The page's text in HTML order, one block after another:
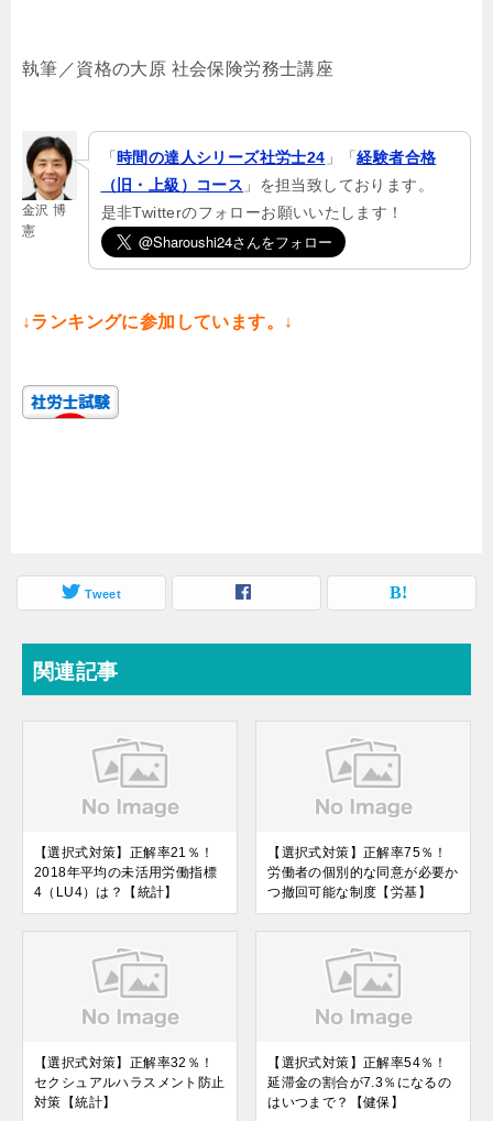
執筆／資格の大原 社会保険労務士講座
金沢 博
憲
「時間の達人シリーズ社労士24 」「経験者合格
（旧・上級）コース 」を担当致しております。
是非Twitterのフォローお願いいたします！
↓ランキングに参加しています。↓
Tweet
関連記事
【選択式対策】正解率21％！
2018年平均の未活用労働指標
4（LU4）は？【統計】
【選択式対策】正解率75％！
労働者の個別的な同意が必要か
つ撤回可能な制度【労基】
【選択式対策】正解率32％！
セクシュアルハラスメント防止
対策【統計】
【選択式対策】正解率54％！
延滞金の割合が7.3％になるの
はいつまで？【健保】